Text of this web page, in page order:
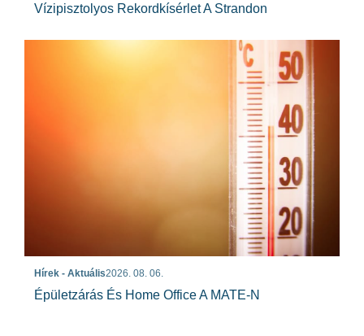
Vízipisztolyos Rekordkísérlet A Strandon
Hírek - Aktuális2026. 08. 06.
Épületzárás És Home Office A MATE-N